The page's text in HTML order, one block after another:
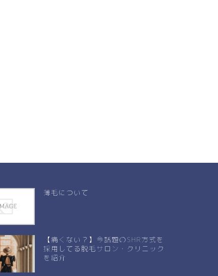
薄毛について
【痛くない？】今話題のSHR方式を
採用してる脱毛サロン・クリニック
を紹介